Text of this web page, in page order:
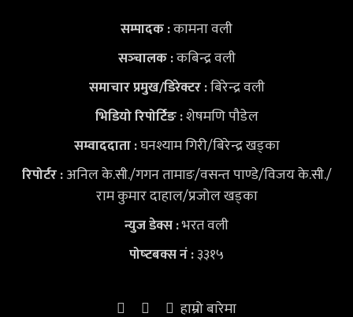
सम्पादक :कामना वली
सञ्‍चालक :कबिन्द्र वली
समाचार प्रमुख/डिरेक्टर :बिरेन्द्र वली
भिडियोरिपोर्टिङ :शेषमणि पौडेल
सम्वाददाता :घनश्याम गिरी/बिरेन्द्र खड्का
रिपोर्टर :अनिल के.सी./गगन तामाङ/वसन्त पाण्डे/विजय के.सी./
राम कुमार दाहाल/प्रजोल खड्का
न्युज डेक्स:भरत वली
पोष्‍टबक्स नं :३३१५
हाम्रो बारेमा